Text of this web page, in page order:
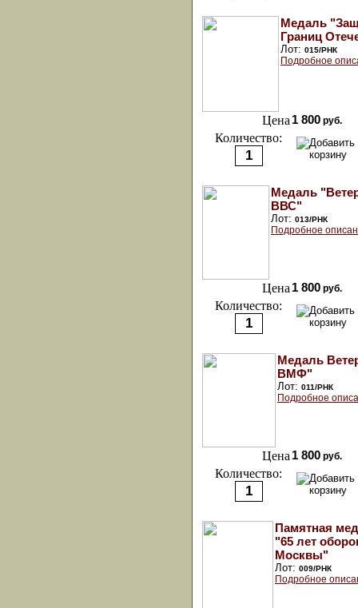
Медаль
Границ
Лот: 015/РНК
Подробное
Цена 1 800 руб.
Количество:
Медаль
ВВС"
Лот: 013/РНК
Подробное
Цена 1 800 руб.
Количество:
Медаль
ВМФ"
Лот: 011/РНК
Подробное
Цена 1 800 руб.
Количество:
Памятная
"65 лет
Москвы"
Лот: 009/РНК
Подробное